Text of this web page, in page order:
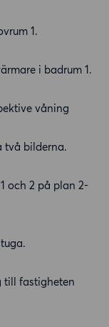
1.
i badrum 1.
våning
två bilderna.
och 2 på plan 2-
till fastigheten